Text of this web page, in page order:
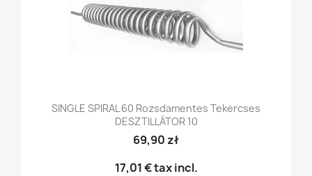
SINGLE SPIRAL 60 Rozsdamentes Tekercses
DESZTILLÁTOR 10
69,90 zł
17,01 €tax incl.